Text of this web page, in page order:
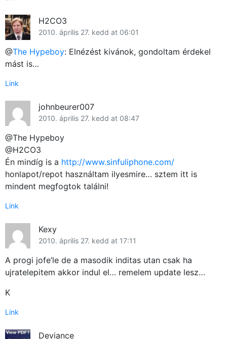
H2CO3
2010. április 27. kedd at 06:01
@The Hypeboy: Elnézést kivánok, gondoltam érdekel
mást is…
Link
johnbeurer007
2010. április 27. kedd at 08:47
@The Hypeboy
@H2CO3
Én mindíg is a http://www.sinfuliphone.com/
honlapot/repot használtam ilyesmire… sztem itt is
mindent megfogtok találni!
Link
Kexy
2010. április 27. kedd at 17:11
A progi jofe’le de a masodik inditas utan csak ha
ujratelepitem akkor indul el… remelem update lesz…
K
Link
Deviance